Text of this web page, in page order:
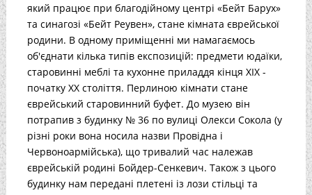
який працює при благодійному центрі «Бейт Барух»
та синагозі «Бейт Реувен», стане кімната єврейської
родини. В одному приміщенні ми намагаємось
об'єднати кілька типів експозицій: предмети юдаїки,
старовинні меблі та кухонне приладдя кінця XIX -
початку XX століття. Перлиною кімнати стане
єврейський старовинний буфет. До музею він
потрапив з будинку № 36 по вулиці Олекси Сокола (у
різні роки вона носила назви Провідна і
Червоноармійська), що тривалий час належав
єврейській родині Бойдер-Сенкевич. Також з цього
будинку нам передані плетені із лози стільці та